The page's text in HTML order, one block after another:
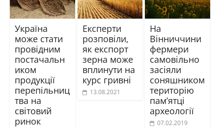
Україна
може стати
провідним
постачальн
иком
продукції
перепільниц
тва на
світовий
ринок
Експерти
розповіли,
як експорт
зерна може
вплинути на
курс гривні
13.08.2021
На
Вінниччини
фермери
самовільно
засіяли
соняшником
територію
пам’ятці
археології
07.02.2019